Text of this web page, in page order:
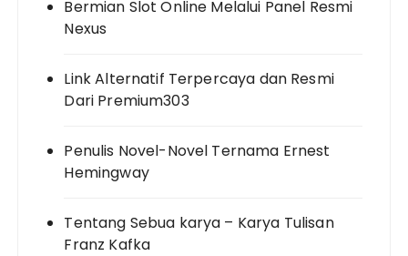
Bermian Slot Online Melalui Panel Resmi
Nexus
Link Alternatif Terpercaya dan Resmi
Dari Premium303
Penulis Novel-Novel Ternama Ernest
Hemingway
Tentang Sebua karya – Karya Tulisan
Franz Kafka